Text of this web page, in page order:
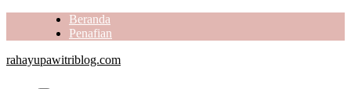
Beranda
Penafian
rahayupawitriblog.com